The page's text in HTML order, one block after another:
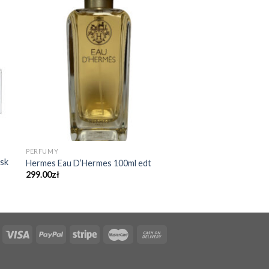
PERFUMY
Hermes Eau D’Hermes 100ml edt
299.00zł